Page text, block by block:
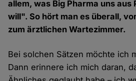
allem, was Big Pharma uns
will". So hört man es überall,
zum ärztlichen Wartezimmer.
Bei solchen Sätzen möchte ich
Dann erinnere ich mich daran,